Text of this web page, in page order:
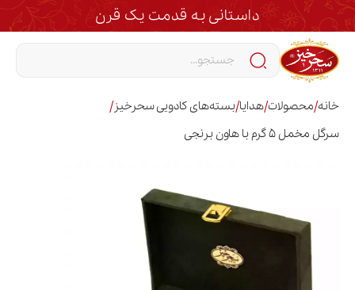
داستانی به قدمت یک قرن
خانه/محصولات/هدایا/بسته‌های کادویی سحرخیز/
سرگل مخمل 5 گرم با هاون برنجی